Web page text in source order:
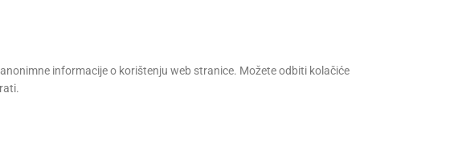
informacije o korištenju web stranice. Možete odbiti kolačiće